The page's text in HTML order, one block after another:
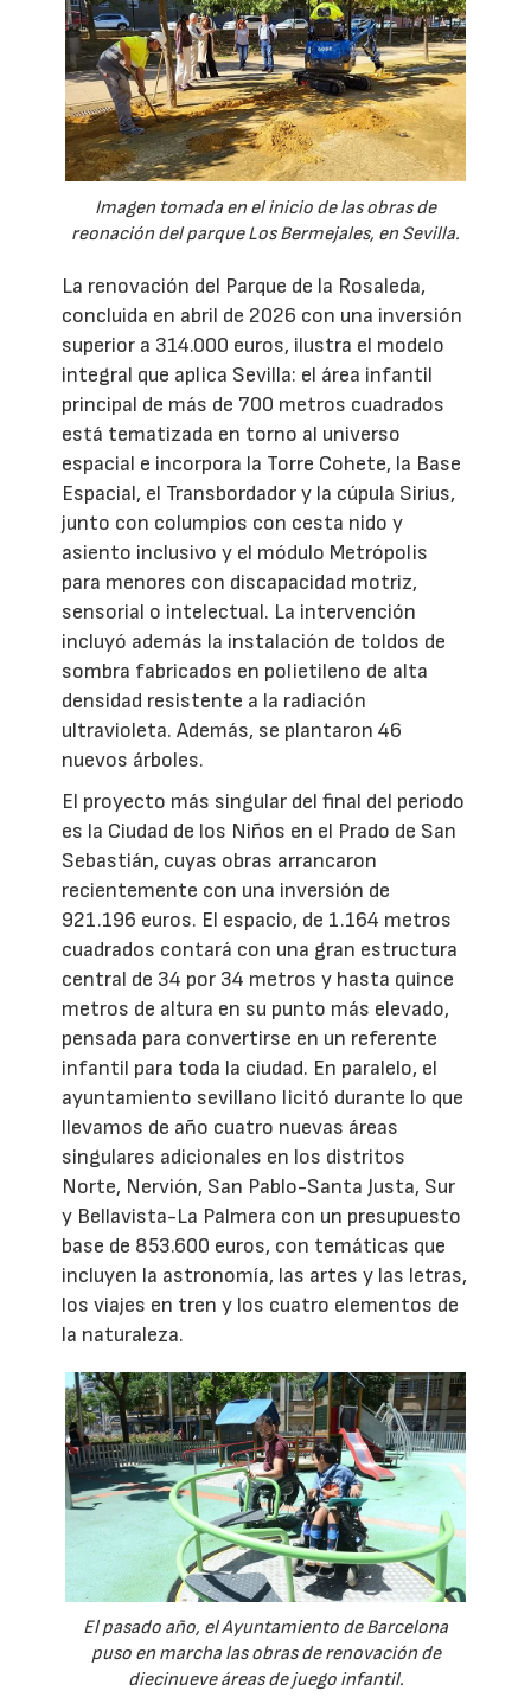
Imagen tomada en el inicio de las obras de
reonación del parque Los Bermejales, en Sevilla.
La renovación del Parque de la Rosaleda,
concluida en abril de 2026 con una inversión
superior a 314.000 euros, ilustra el modelo
integral que aplica Sevilla: el área infantil
principal de más de 700 metros cuadrados
está tematizada en torno al universo
espacial e incorpora la Torre Cohete, la Base
Espacial, el Transbordador y la cúpula Sirius,
junto con columpios con cesta nido y
asiento inclusivo y el módulo Metrópolis
para menores con discapacidad motriz,
sensorial o intelectual. La intervención
incluyó además la instalación de toldos de
sombra fabricados en polietileno de alta
densidad resistente a la radiación
ultravioleta. Además, se plantaron 46
nuevos árboles.
El proyecto más singular del final del periodo
es la Ciudad de los Niños en el Prado de San
Sebastián, cuyas obras arrancaron
recientemente con una inversión de
921.196 euros. El espacio, de 1.164 metros
cuadrados contará con una gran estructura
central de 34 por 34 metros y hasta quince
metros de altura en su punto más elevado,
pensada para convertirse en un referente
infantil para toda la ciudad. En paralelo, el
ayuntamiento sevillano licitó durante lo que
llevamos de año cuatro nuevas áreas
singulares adicionales en los distritos
Norte, Nervión, San Pablo-Santa Justa, Sur
y Bellavista-La Palmera con un presupuesto
base de 853.600 euros, con temáticas que
incluyen la astronomía, las artes y las letras,
los viajes en tren y los cuatro elementos de
la naturaleza.
El pasado año, el Ayuntamiento de Barcelona
puso en marcha las obras de renovación de
diecinueve áreas de juego infantil.